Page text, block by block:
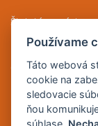
Štatutárny
Riaditeľka - Ing.
Odborné
IČO: 42165083
DIČ: 2023235731
Používame
Táto webová
cookie na
sledovacie
ňou
súhlase.